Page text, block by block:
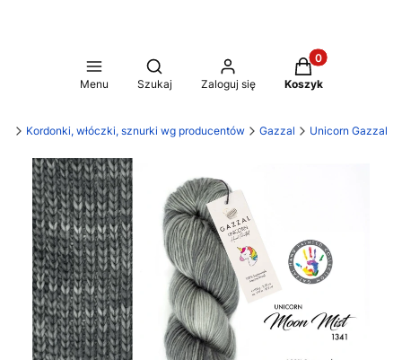
Menu
Otwórz wyszukiwarkę
Szukaj Zaloguj się
Produkty w
Koszyk
Kordonki, włóczki, sznurki wg producentów Gazzal Unicorn Gazzal